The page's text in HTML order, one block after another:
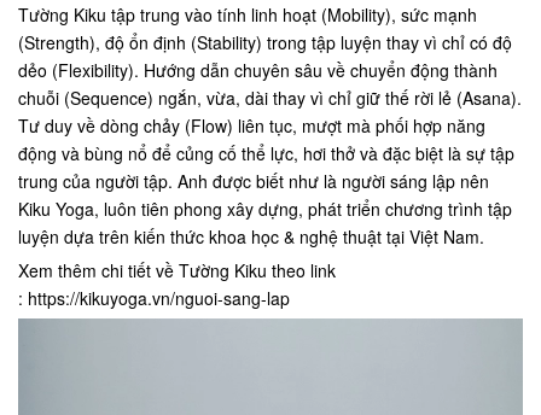
Tường Kiku tập trung vào tính linh hoạt (Mobility), sức mạnh
(Strength), độ ổn định (Stability) trong tập luyện thay vì chỉ có độ
dẻo (Flexibility). Hướng dẫn chuyên sâu về chuyển động thành
chuỗi (Sequence) ngắn, vừa, dài thay vì chỉ giữ thế rời lẻ (Asana).
Tư duy về dòng chảy (Flow) liên tục, mượt mà phối hợp năng
động và bùng nổ để củng cố thể lực, hơi thở và đặc biệt là sự tập
trung của người tập. Anh được biết như là người sáng lập nên
Kiku Yoga, luôn tiên phong xây dựng, phát triển chương trình tập
luyện dựa trên kiến thức khoa học & nghệ thuật tại Việt Nam.
Xem thêm chi tiết về Tường Kiku theo link
: https://kikuyoga.vn/nguoi-sang-lap